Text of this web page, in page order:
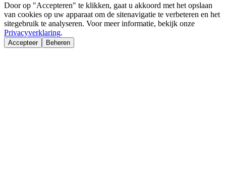
Door op "Accepteren" te klikken, gaat u akkoord met het opslaan
van cookies op uw apparaat om de sitenavigatie te verbeteren en het
sitegebruik te analyseren. Voor meer informatie, bekijk onze
Privacyverklaring.
Accepteer Beheren